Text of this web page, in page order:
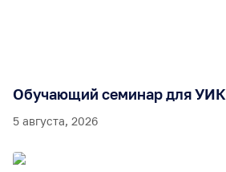
Обучающий семинар для УИК
5 августа, 2026